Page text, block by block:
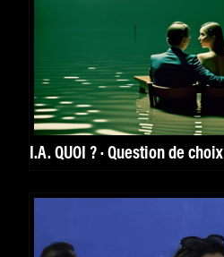
I.A. QUOI ? · Question de choix